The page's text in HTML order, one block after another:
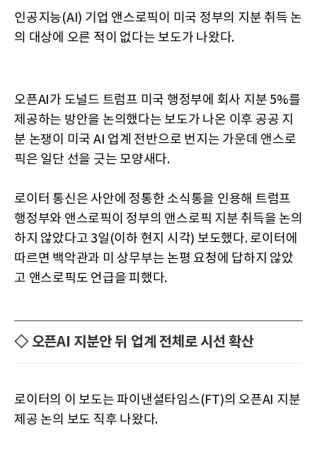
인공지능(AI) 기업 앤스로픽이 미국 정부의 지분 취득 논
의 대상에 오른 적이 없다는 보도가 나왔다.
오픈AI가 도널드 트럼프 미국 행정부에 회사 지분 5%를
제공하는 방안을 논의했다는 보도가 나온 이후 공공 지
분 논쟁이 미국 AI 업계 전반으로 번지는 가운데 앤스로
픽은 일단 선을 긋는 모양새다.
로이터 통신은 사안에 정통한 소식통을 인용해 트럼프
행정부와 앤스로픽이 정부의 앤스로픽 지분 취득을 논의
하지 않았다고 3일(이하 현지 시각) 보도했다. 로이터에
따르면 백악관과 미 상무부는 논평 요청에 답하지 않았
고 앤스로픽도 언급을 피했다.
◇ 오픈AI 지분안 뒤 업계 전체로 시선 확산
로이터의 이 보도는 파이낸셜타임스(FT)의 오픈AI 지분
제공 논의 보도 직후 나왔다.